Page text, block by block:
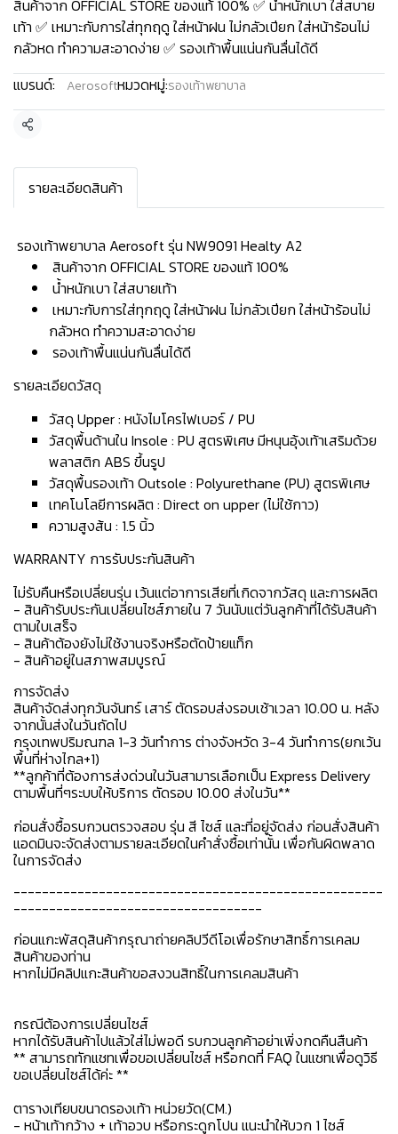
สินค้าจาก OFFICIAL STORE ของแท้ 100% ✅ น้ำหนักเบา ใส่สบาย
เท้า ✅ เหมาะกับการใส่ทุกฤดู ใส่หน้าฝน ไม่กลัวเปียก ใส่หน้าร้อนไม่
กลัวหด ทำความสะอาดง่าย ✅ รองเท้าพื้นแน่นกันลื่นได้ดี
แบรนด์:
Aerosoftหมวดหมู่:รองเท้าพยาบาล
แชร์
รายละเอียดสินค้า
️ รองเท้าพยาบาล Aerosoft รุ่น NW9091 Healty A2
สินค้าจาก OFFICIAL STORE ของแท้ 100%
น้ำหนักเบา ใส่สบายเท้า
เหมาะกับการใส่ทุกฤดู ใส่หน้าฝน ไม่กลัวเปียก ใส่หน้าร้อนไม่
กลัวหด ทำความสะอาดง่าย
รองเท้าพื้นแน่นกันลื่นได้ดี
รายละเอียดวัสดุ
วัสดุ Upper : หนังไมโครไฟเบอร์ / PU
วัสดุพื้นด้านใน Insole : PU สูตรพิเศษ มีหนุนอุ้งเท้าเสริมด้วย
พลาสติก ABS ขึ้นรูป
วัสดุพื้นรองเท้า Outsole : Polyurethane (PU) สูตรพิเศษ
เทคโนโลยีการผลิต : Direct on upper (ไม่ใช้กาว)
ความสูงส้น : 1.5 นิ้ว
WARRANTY การรับประกันสินค้า
ไม่รับคืนหรือเปลี่ยนรุ่น เว้นแต่อาการเสียที่เกิดจากวัสดุ และการผลิต
- สินค้ารับประกันเปลี่ยนไซส์ภายใน 7 วันนับแต่วันลูกค้าที่ได้รับสินค้า
ตามใบเสร็จ
- สินค้าต้องยังไม่ใช้งานจริงหรือตัดป้ายแท็ก
- สินค้าอยู่ในสภาพสมบูรณ์
การจัดส่ง
สินค้าจัดส่งทุกวันจันทร์ เสาร์ ตัดรอบส่งรอบเช้าเวลา 10.00 น. หลัง
จากนั้นส่งในวันถัดไป
กรุงเทพปริมณฑล 1-3 วันทำการ ต่างจังหวัด 3-4 วันทำการ(ยกเว้น
พื้นที่ห่างไกล+1)
**ลูกค้าที่ต้องการส่งด่วนในวันสามารเลือกเป็น Express Delivery
ตามพื้นที่ๆระบบให้บริการ ตัดรอบ 10.00 ส่งในวัน**
ก่อนสั่งซื้อรบกวนตรวจสอบ รุ่น สี ไซส์ และที่อยู่จัดส่ง ก่อนสั่งสินค้า
แอดมินจะจัดส่งตามรายละเอียดในคำสั่งซื้อเท่านั้น เพื่อกันผิดพลาด
ในการจัดส่ง
----------------------------------------------------
-----------------------------------
ก่อนแกะพัสดุสินค้ากรุณาถ่ายคลิปวีดีโอเพื่อรักษาสิทธิ์การเคลม
สินค้าของท่าน
หากไม่มีคลิปแกะสินค้าขอสงวนสิทธิ์ในการเคลมสินค้า
กรณีต้องการเปลี่ยนไซส์
หากได้รับสินค้าไปแล้วใส่ไม่พอดี รบกวนลูกค้าอย่าเพิ่งกดคืนสืนค้า
** สามารถทักแชทเพื่อขอเปลี่ยนไซส์ หรือกดที่ FAQ ในแชทเพื่อดูวิธี
ขอเปลี่ยนไซส์ได้ค่ะ **
ตารางเทียบขนาดรองเท้า หน่วยวัด(CM.)
- หน้าเท้ากว้าง + เท้าอวบ หรือกระดูกโปน แนะนำให้บวก 1 ไซส์